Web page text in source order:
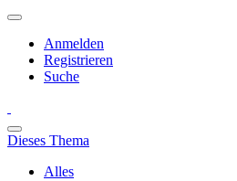
Anmelden
Registrieren
Suche
Dieses Thema
Alles